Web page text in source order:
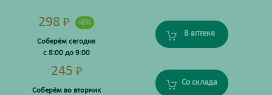
298 ₽ -8%
Соберём сегодня
с 8:00 до 9:00
В аптеке
245 ₽
Соберём во вторник
Со склада